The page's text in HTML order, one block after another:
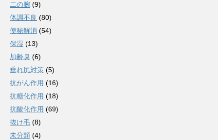
二の腕 (9)
体調不良 (80)
便秘解消 (54)
保湿 (13)
加齢臭 (6)
垂れ尻対策 (5)
抗がん作用 (16)
抗糖化作用 (18)
抗酸化作用 (69)
抜け毛 (8)
未分類 (4)